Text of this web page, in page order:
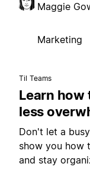
Maggie
Marketing
Til Teams
Learn how
less
Don't let a
show you how
and stay